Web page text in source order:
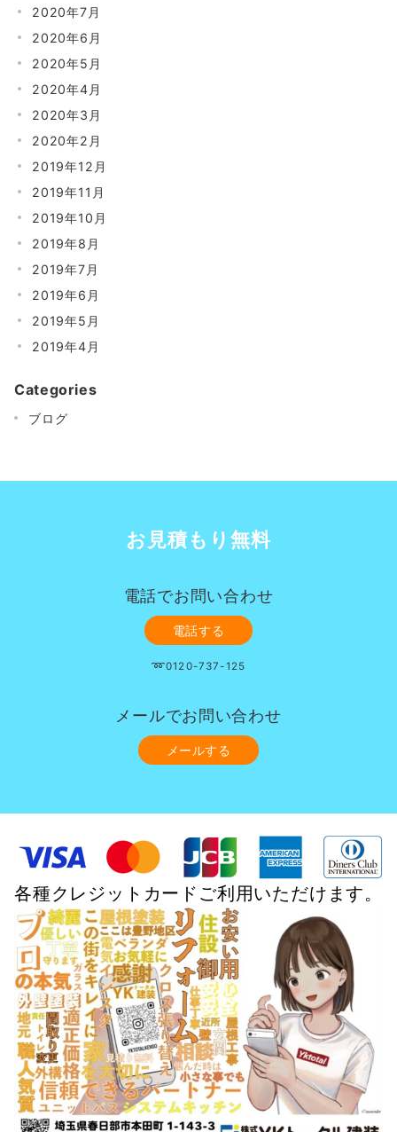
2020年7月
2020年6月
2020年5月
2020年4月
2020年3月
2020年2月
2019年12月
2019年11月
2019年10月
2019年8月
2019年7月
2019年6月
2019年5月
2019年4月
Categories
ブログ
お見積もり無料
電話でお問い合わせ
電話する
➿0120-737-125
メールでお問い合わせ
メールする
各種クレジットカードご利用いただけます。